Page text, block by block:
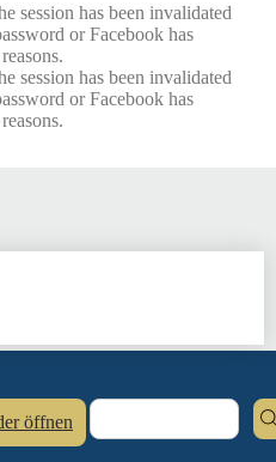
session has been invalidated
or Facebook has
session has been invalidated
or Facebook has
öffnen